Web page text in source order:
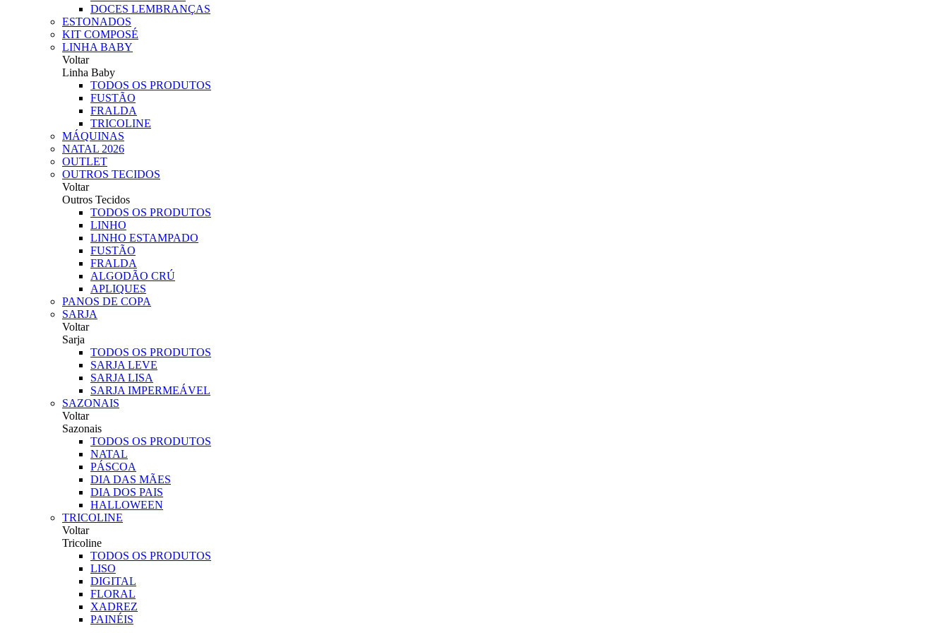
DOCES LEMBRANÇAS
ESTONADOS
KIT COMPOSÉ
LINHA BABY
Voltar
Linha Baby
TODOS OS PRODUTOS
FUSTÃO
FRALDA
TRICOLINE
MÁQUINAS
NATAL 2026
OUTLET
OUTROS TECIDOS
Voltar
Outros Tecidos
TODOS OS PRODUTOS
LINHO
LINHO ESTAMPADO
FUSTÃO
FRALDA
ALGODÃO CRÚ
APLIQUES
PANOS DE COPA
SARJA
Voltar
Sarja
TODOS OS PRODUTOS
SARJA LEVE
SARJA LISA
SARJA IMPERMEÁVEL
SAZONAIS
Voltar
Sazonais
TODOS OS PRODUTOS
NATAL
PÁSCOA
DIA DAS MÃES
DIA DOS PAIS
HALLOWEEN
TRICOLINE
Voltar
Tricoline
TODOS OS PRODUTOS
LISO
DIGITAL
FLORAL
XADREZ
PAINÉIS